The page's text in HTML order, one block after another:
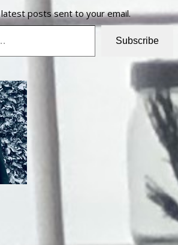
posts sent to your email.
Subscribe